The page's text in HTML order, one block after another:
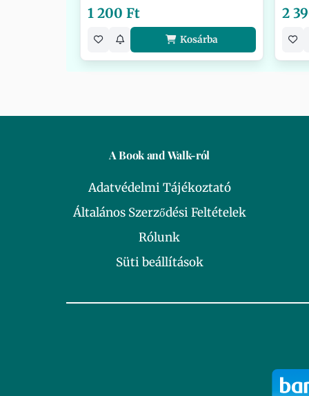
1 200 Ft
Kosárba
2
A Book and Walk-ról
Adatvédelmi Tájékoztató
Általános Szerződési Feltételek
Rólunk
Süti beállítások